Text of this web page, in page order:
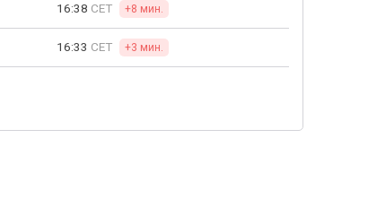
16:38 CET +8 мин.
16:33 CET +3 мин.